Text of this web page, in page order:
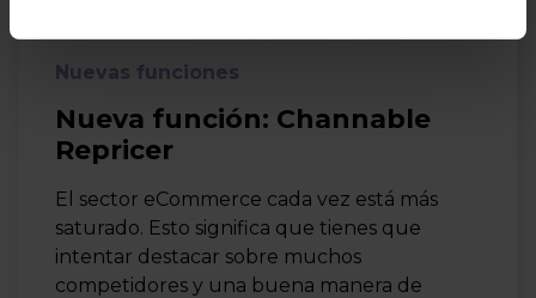
Nuevas funciones
Nueva función: Channable
Repricer
El sector eCommerce cada vez está más
saturado. Esto significa que tienes que
intentar destacar sobre muchos
competidores y una buena manera de